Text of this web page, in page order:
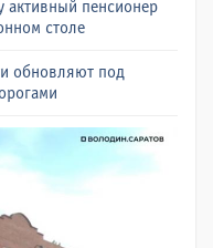
активный пенсионер
столе
обновляют под